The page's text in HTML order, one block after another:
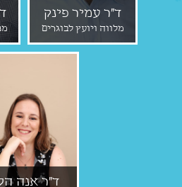
ד״ר עמיר פינק
מלווה ויועץ לבוגרים
ד"ר אנה